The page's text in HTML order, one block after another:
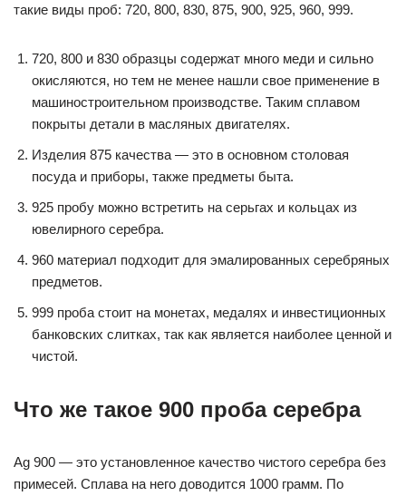
такие виды проб: 720, 800, 830, 875, 900, 925, 960, 999.
720, 800 и 830 образцы содержат много меди и сильно
окисляются, но тем не менее нашли свое применение в
машиностроительном производстве. Таким сплавом
покрыты детали в масляных двигателях.
Изделия 875 качества — это в основном столовая
посуда и приборы, также предметы быта.
925 пробу можно встретить на серьгах и кольцах из
ювелирного серебра.
960 материал подходит для эмалированных серебряных
предметов.
999 проба стоит на монетах, медалях и инвестиционных
банковских слитках, так как является наиболее ценной и
чистой.
Что же такое 900 проба серебра
Ag 900 — это установленное качество чистого серебра без
примесей. Сплава на него доводится 1000 грамм. По